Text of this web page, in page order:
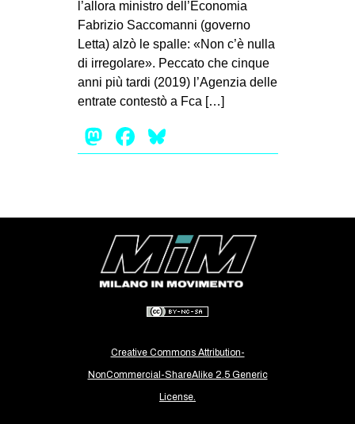
EUROPA
MEDIO ORIENTE
MONDO
EVENTI
bsky
ms
SEARCH
l’allora ministro dell’Economia
Fabrizio Saccomanni (governo
Letta) alzò le spalle: «Non c’è nulla
di irregolare». Peccato che cinque
anni più tardi (2019) l’Agenzia delle
entrate contestò a Fca […]
Mastodon
Facebook
Creative Commons Attribution-
NonCommercial-ShareAlike 2.5 Generic
License.